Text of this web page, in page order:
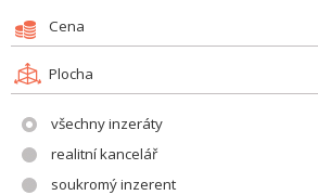
Cena
Plocha
všechny inzeráty
realitní kancelář
soukromý inzerent